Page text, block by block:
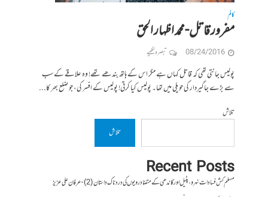
کالم
مفرور قاتل-محمد اظہار الحق
08/24/2016 تبصرہ لکھیے
پولیس جانتی تھی کہ قاتل کہاں ہے مگر اس کے ہاتھ بندھے تھے! وہ علاقے کے سب
سے بڑے جاگیردار کی حویلی میں تھا۔ پولیس کیا کرتی! پولیس کے افسر کی، جو ضلع بھر کا...
تلاش
تلاش
Recent Posts
مسلم کش فسادات نہرو، پٹیل اور گاندھی کے متضاد رویوں کی درد ناک داستان (2)- عرفان علی عزیز